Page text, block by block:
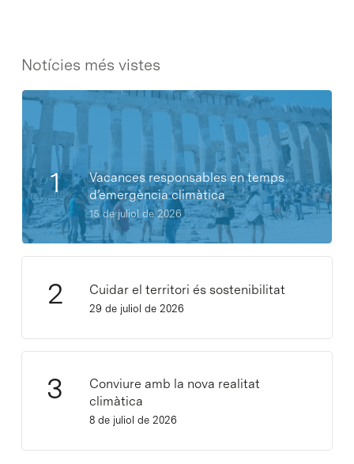
Notícies més vistes
Vacances responsables en temps
d’emergència climàtica
15 de juliol de 2026
Cuidar el territori és sostenibilitat
29 de juliol de 2026
Conviure amb la nova realitat
climàtica
8 de juliol de 2026